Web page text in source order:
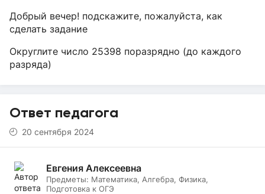
Добрый вечер! подскажите, пожалуйста, как
сделать задание
Округлите число 25398 поразрядно (до каждого
разряда)
Ответ педагога
20 сентября 2024
Евгения Алексеевна
Предметы: Математика, Алгебра, Физика,
Подготовка к ОГЭ